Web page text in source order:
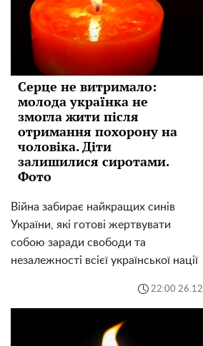
Серце не витримало:
молода українка не
змогла жити після
отримання похорону на
чоловіка. Діти
залишилися сиротами.
Фото
Війна забирає найкращих синів
України, які готові жертвувати
собою заради свободи та
незалежності всієї української нації
22:00 26.12